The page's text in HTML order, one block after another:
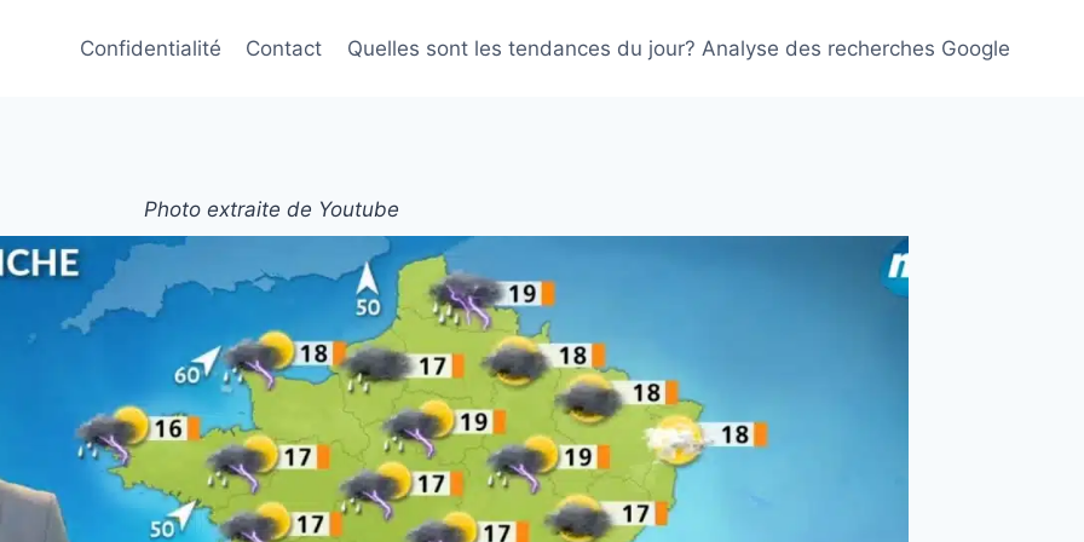
Confidentialité Contact Quelles sont les tendances du jour? Analyse des recherches Google
Photo extraite de Youtube